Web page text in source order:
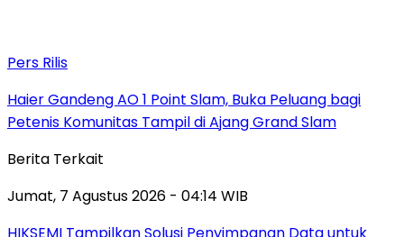
Pers Rilis
Haier Gandeng AO 1 Point Slam, Buka Peluang bagi
Petenis Komunitas Tampil di Ajang Grand Slam
Berita Terkait
Jumat, 7 Agustus 2026 - 04:14 WIB
HIKSEMI Tampilkan Solusi Penyimpanan Data untuk